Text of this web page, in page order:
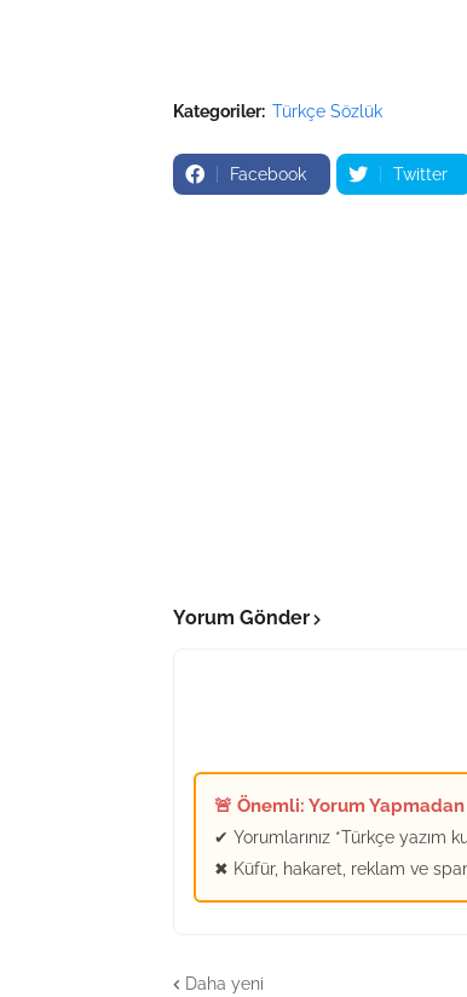
Kategoriler: Türkçe Sözlük
Facebook Twitter
Yorum Gönder
🚨 Önemli: Yorum
✔ Yorumlarınız *Türkçe yazım
✖ Küfür, hakaret, reklam ve
Daha yeni